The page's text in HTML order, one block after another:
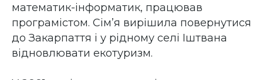
математик-інформатик, працював
програмістом. Сім’я вирішила повернутися
до Закарпаття і у рідному селі Іштвана
відновлювати екотуризм.